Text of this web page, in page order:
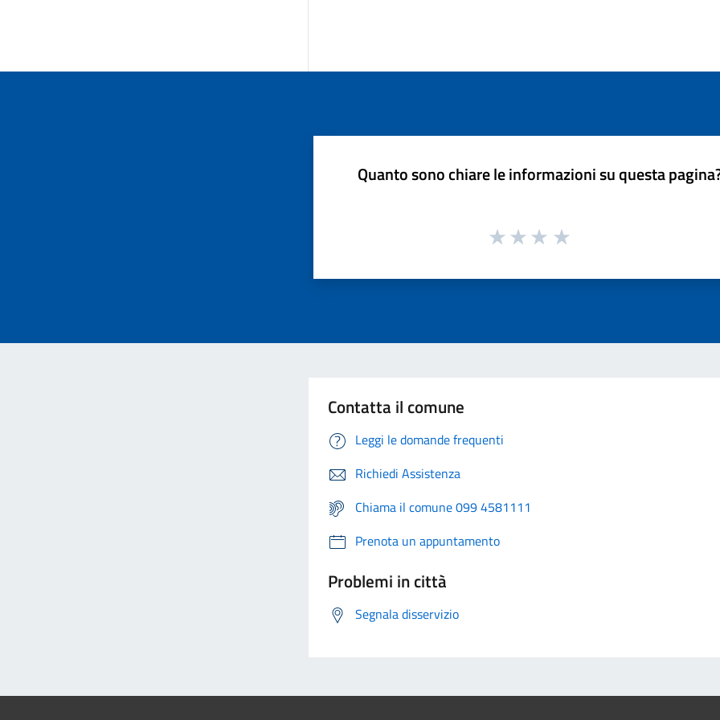
Quanto sono chiare le informazioni su questa
Contatta il comune
Leggi le domande frequenti
Richiedi Assistenza
Chiama il comune 099 4581111
Prenota un appuntamento
Problemi in città
Segnala disservizio